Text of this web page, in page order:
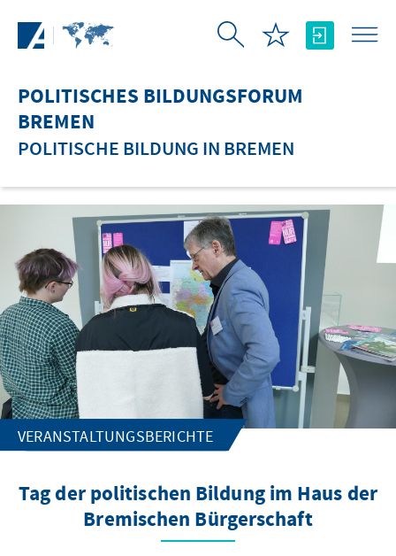
POLITISCHES BILDUNGSFORUM
BREMEN
POLITISCHE BILDUNG IN BREMEN
VERANSTALTUNGSBERICHTE
Tag der politischen Bildung im Haus der
Bremischen Bürgerschaft